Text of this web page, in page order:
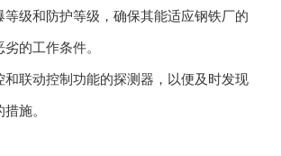
等级和防护等级，确保其能适应钢铁厂的
的工作条件。
和联动控制功能的探测器，以便及时发现
施。